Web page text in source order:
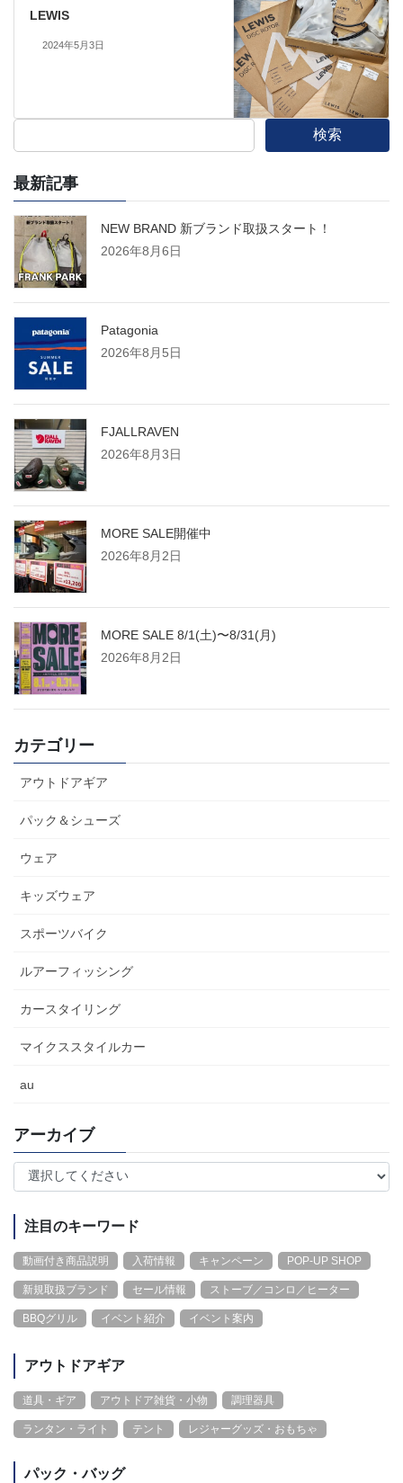
LEWIS
2024年5月3日
検索
最新記事
NEW BRAND 新ブランド取扱スタート！
2026年8月6日
Patagonia
2026年8月5日
FJALLRAVEN
2026年8月3日
MORE SALE開催中
2026年8月2日
MORE SALE 8/1(土)〜8/31(月)
2026年8月2日
カテゴリー
アウトドアギア
パック＆シューズ
ウェア
キッズウェア
スポーツバイク
ルアーフィッシング
カースタイリング
マイクススタイルカー
au
アーカイブ
注目のキーワード
動画付き商品説明 入荷情報 キャンペーン POP-UP SHOP
新規取扱ブランド セール情報 ストーブ／コンロ／ヒーター
BBQグリル イベント紹介 イベント案内
アウトドアギア
道具・ギア アウトドア雑貨・小物 調理器具
ランタン・ライト テント レジャーグッズ・おもちゃ
パック・バッグ